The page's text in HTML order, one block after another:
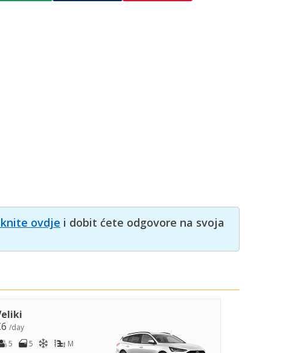
ovdje i dobit ćete odgovore na svoja
/day
5
5 M